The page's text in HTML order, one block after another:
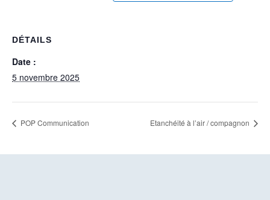
DÉTAILS
Date :
5 novembre 2025
POP Communication Etanchéité à l’air / compagnon